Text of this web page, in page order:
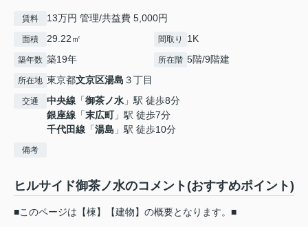
賃料 13万円 管理/共益費 5,000円
面積 29.22㎡ 間取り 1K
築年数 築19年 所在階 5階/9階建
所在地 東京都文京区湯島 ３丁目
交通 中央線 「御茶ノ水 」駅 徒歩8分
銀座線 「末広町」駅 徒歩7分
千代田線 「湯島 」駅 徒歩10分
備考
ヒルサイド御茶ノ水のコメント(おすすめポイント)
■このページは【棟】【建物】の概要となります。■